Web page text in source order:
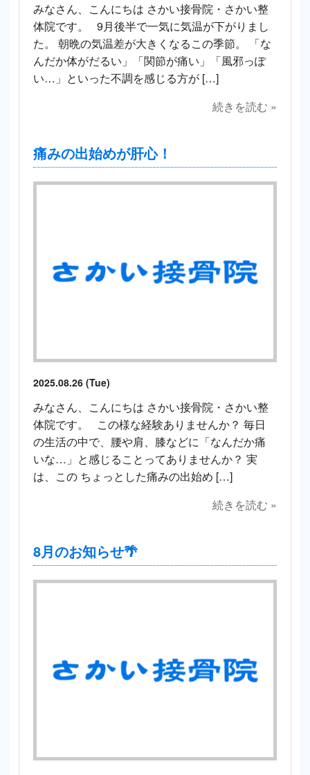
みなさん、こんにちは さかい接骨院・さかい整
体院です。 9月後半で一気に気温が下がりまし
た。 朝晩の気温差が大きくなるこの季節。 「な
んだか体がだるい」「関節が痛い」「風邪っぽ
い…」といった不調を感じる方が […]
続きを読む »
痛みの出始めが肝心！
2025.08.26 (Tue)
みなさん、こんにちは さかい接骨院・さかい整
体院です。 この様な経験ありませんか？ 毎日
の生活の中で、腰や肩、膝などに「なんだか痛
いな…」と感じることってありませんか？ 実
は、この ちょっとした痛みの出始め […]
続きを読む »
8月のお知らせ🌴